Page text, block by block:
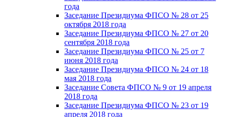
года
Заседание Президиума ФПСО № 28 от 25
октября 2018 года
Заседание Президиума ФПСО № 27 от 20
сентября 2018 года
Заседание Президиума ФПСО № 25 от 7
июня 2018 года
Заседание Президиума ФПСО № 24 от 18
мая 2018 года
Заседание Совета ФПСО № 9 от 19 апреля
2018 года
Заседание Президиума ФПСО № 23 от 19
апреля 2018 года